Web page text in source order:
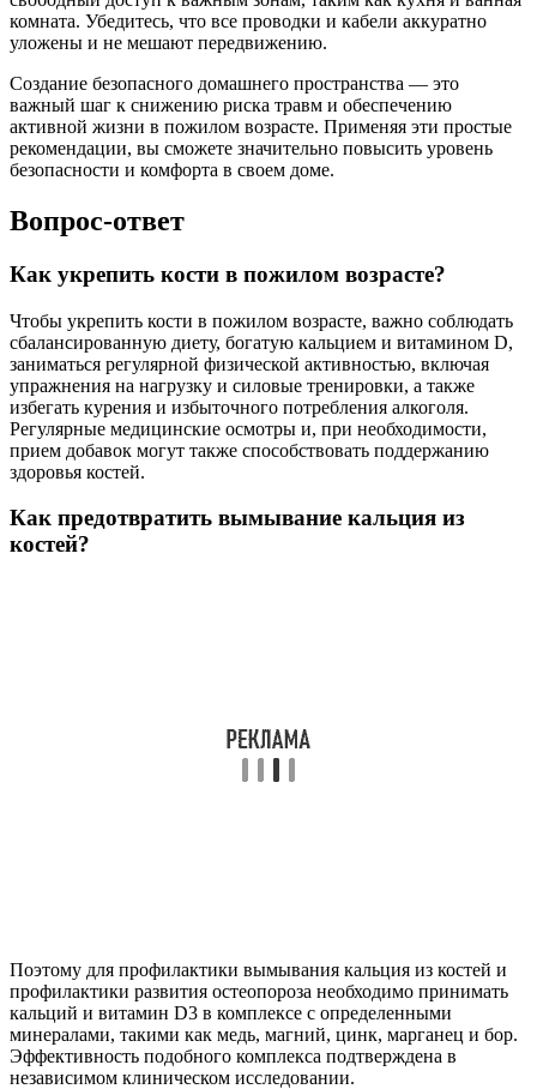
комната. Убедитесь, что все проводки и кабели аккуратно
уложены и не мешают передвижению.
Создание безопасного домашнего пространства — это
важный шаг к снижению риска травм и обеспечению
активной жизни в пожилом возрасте. Применяя эти простые
рекомендации, вы сможете значительно повысить уровень
безопасности и комфорта в своем доме.
Вопрос-ответ
Как укрепить кости в пожилом возрасте?
Чтобы укрепить кости в пожилом возрасте, важно соблюдать
сбалансированную диету, богатую кальцием и витамином D,
заниматься регулярной физической активностью, включая
упражнения на нагрузку и силовые тренировки, а также
избегать курения и избыточного потребления алкоголя.
Регулярные медицинские осмотры и, при необходимости,
прием добавок могут также способствовать поддержанию
здоровья костей.
Как предотвратить вымывание кальция из
костей?
Поэтому для профилактики вымывания кальция из костей и
профилактики развития остеопороза необходимо принимать
кальций и витамин D3 в комплексе с определенными
минералами, такими как медь, магний, цинк, марганец и бор.
Эффективность подобного комплекса подтверждена в
независимом клиническом исследовании.